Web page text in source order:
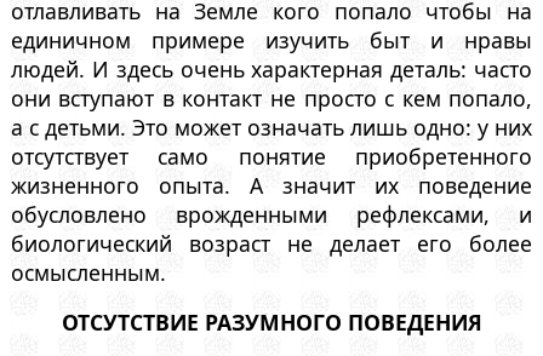
отлавливать на Земле кого попало чтобы на
единичном примере изучить быт и нравы
людей. И здесь очень характерная деталь: часто
они вступают в контакт не просто с кем попало,
а с детьми. Это может означать лишь одно: у них
отсутствует само понятие приобретенного
жизненного опыта. А значит их поведение
обусловлено врожденными рефлексами, и
биологический возраст не делает его более
осмысленным.
ОТСУТСТВИЕ РАЗУМНОГО ПОВЕДЕНИЯ